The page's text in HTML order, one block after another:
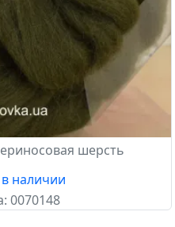
шерсть
наличии
0070148